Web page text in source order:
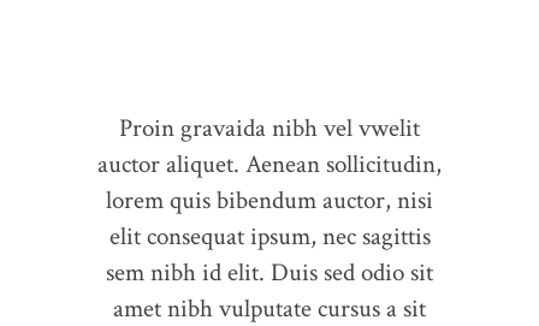
Proin gravaida nibh vel vwelit
auctor aliquet. Aenean sollicitudin,
lorem quis bibendum auctor, nisi
elit consequat ipsum, nec sagittis
sem nibh id elit. Duis sed odio sit
amet nibh vulputate cursus a sit